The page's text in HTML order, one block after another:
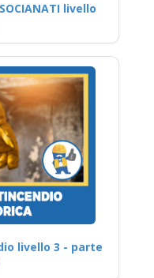
livello
livello 3 - parte